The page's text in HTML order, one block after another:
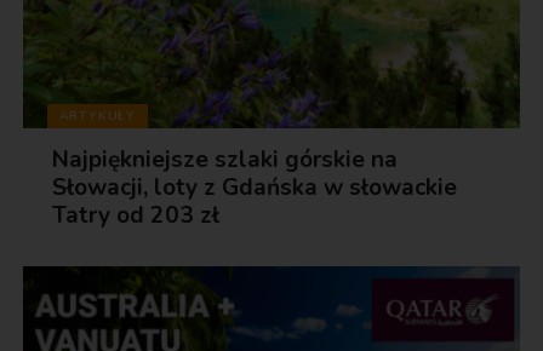
ARTYKUŁY
Najpiękniejsze szlaki górskie na
Słowacji, loty z Gdańska w słowackie
Tatry od 203 zł